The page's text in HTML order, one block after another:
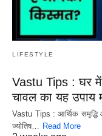
LIFESTYLE
Vastu Tips : घर
चावल का यह उपाय
Vastu Tips : आर्थिक
ज्योतिष… Read More